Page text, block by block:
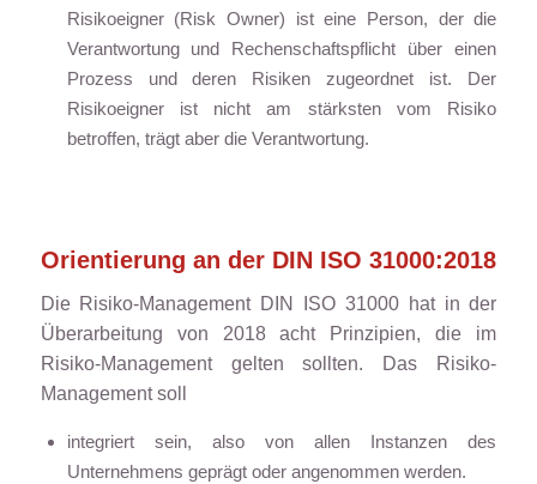
Risikoeigner (Risk Owner) ist eine Person, der die
Verantwortung und Rechenschaftspflicht über einen
Prozess und deren Risiken zugeordnet ist. Der
Risikoeigner ist nicht am stärksten vom Risiko
betroffen, trägt aber die Verantwortung.
Orientierung an der DIN ISO 31000:2018
Die Risiko-Management DIN ISO 31000 hat in der
Überarbeitung von 2018 acht Prinzipien, die im
Risiko-Management gelten sollten. Das Risiko-
Management soll
integriert sein, also von allen Instanzen des
Unternehmens geprägt oder angenommen werden.